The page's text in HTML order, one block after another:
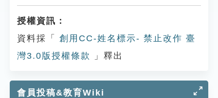
授權資訊：
資料採「
創用CC-姓名標示- 禁止改作 臺
灣3.0版授權條款
」釋出
會員投稿&教育Wiki